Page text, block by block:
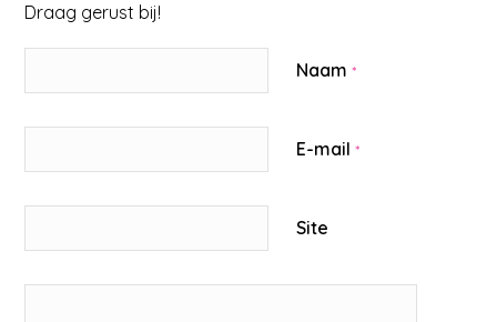
Draag gerust bij!
Naam*
E-mail*
Site